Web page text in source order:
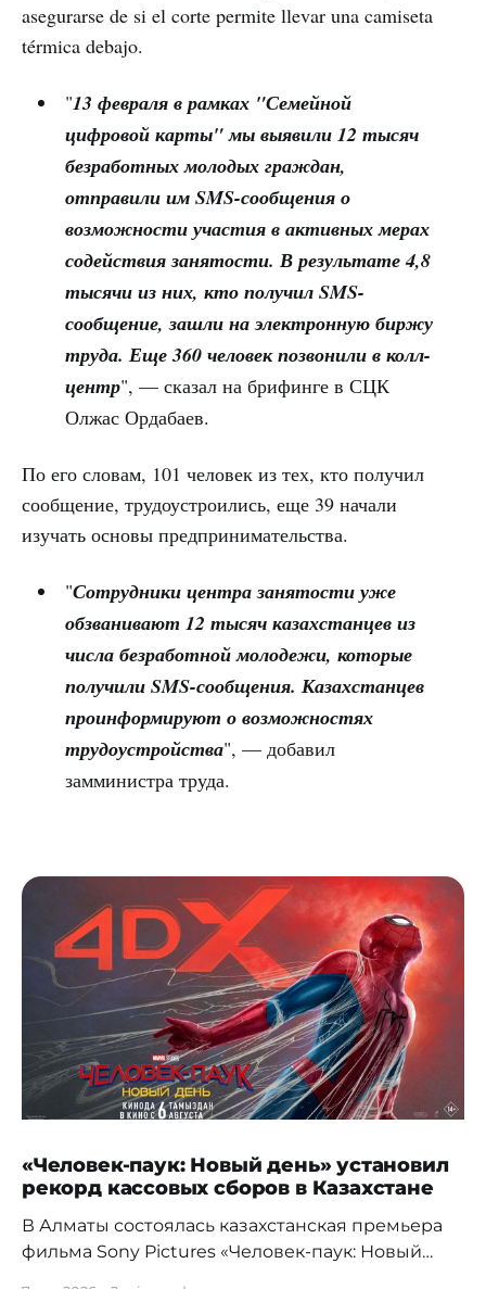
asegurarse de si el corte permite llevar una camiseta
térmica debajo.
"13 февраля в рамках "Семейной
цифровой карты" мы выявили 12 тысяч
безработных молодых граждан,
отправили им SMS-сообщения о
возможности участия в активных мерах
содействия занятости. В результате 4,8
тысячи из них, кто получил SMS-
сообщение, зашли на электронную биржу
труда. Еще 360 человек позвонили в колл-
центр", — сказал на брифинге в СЦК
Олжас Ордабаев.
По его словам, 101 человек из тех, кто получил
сообщение, трудоустроились, еще 39 начали
изучать основы предпринимательства.
"Сотрудники центра занятости уже
обзванивают 12 тысяч казахстанцев из
числа безработной молодежи, которые
получили SMS-сообщения. Казахстанцев
проинформируют о возможностях
трудоустройства", — добавил
замминистра труда.
«Человек-паук: Новый день» установил
рекорд кассовых сборов в Казахстане
В Алматы состоялась казахстанская премьера
фильма Sony Pictures «Человек-паук: Новый